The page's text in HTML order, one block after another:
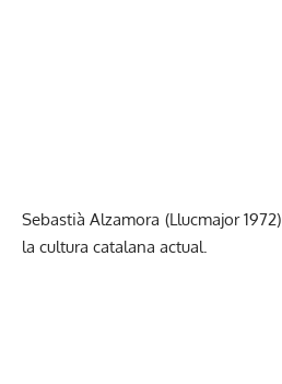
Sebastià Alzamora (Llucmajor
la cultura catalana actual.